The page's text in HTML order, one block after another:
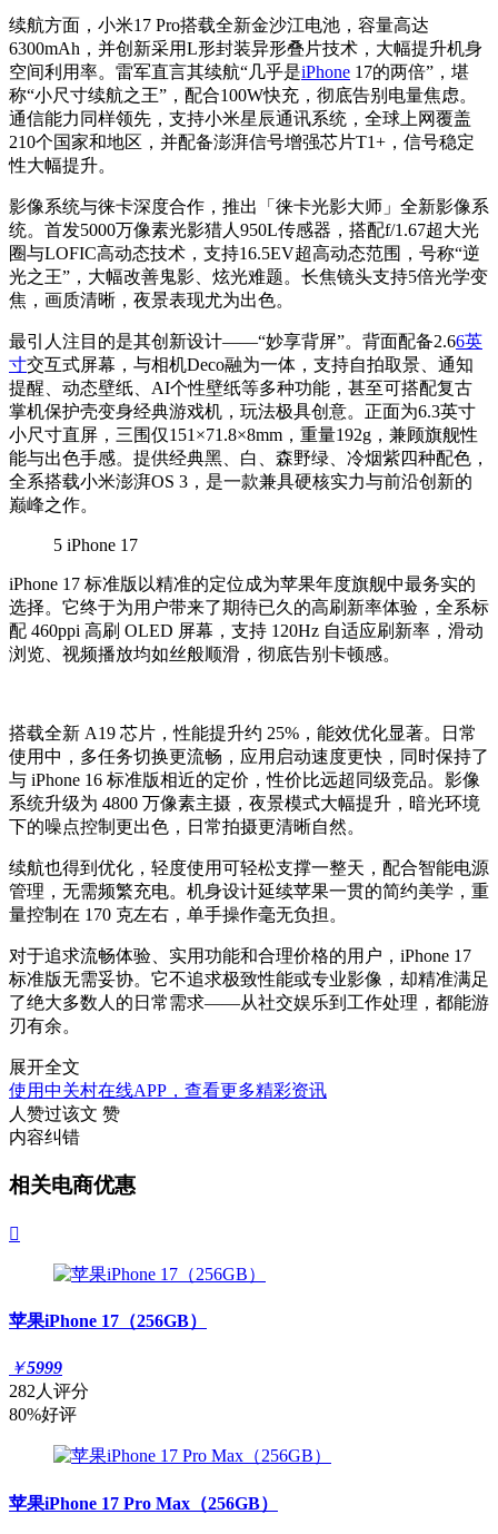
续航方面，小米17 Pro搭载全新金沙江电池，容量高达
6300mAh，并创新采用L形封装异形叠片技术，大幅提升机身
空间利用率。雷军直言其续航“几乎是iPhone 17的两倍”，堪
称“小尺寸续航之王”，配合100W快充，彻底告别电量焦虑。
通信能力同样领先，支持小米星辰通讯系统，全球上网覆盖
210个国家和地区，并配备澎湃信号增强芯片T1+，信号稳定
性大幅提升。
影像系统与徕卡深度合作，推出「徕卡光影大师」全新影像系
统。首发5000万像素光影猎人950L传感器，搭配f/1.67超大光
圈与LOFIC高动态技术，支持16.5EV超高动态范围，号称“逆
光之王”，大幅改善鬼影、炫光难题。长焦镜头支持5倍光学变
焦，画质清晰，夜景表现尤为出色。
最引人注目的是其创新设计——“妙享背屏”。背面配备2.66英
寸交互式屏幕，与相机Deco融为一体，支持自拍取景、通知
提醒、动态壁纸、AI个性壁纸等多种功能，甚至可搭配复古
掌机保护壳变身经典游戏机，玩法极具创意。正面为6.3英寸
小尺寸直屏，三围仅151×71.8×8mm，重量192g，兼顾旗舰性
能与出色手感。提供经典黑、白、森野绿、冷烟紫四种配色，
全系搭载小米澎湃OS 3，是一款兼具硬核实力与前沿创新的
巅峰之作。
5 iPhone 17
iPhone 17 标准版以精准的定位成为苹果年度旗舰中最务实的
选择。它终于为用户带来了期待已久的高刷新率体验，全系标
配 460ppi 高刷 OLED 屏幕，支持 120Hz 自适应刷新率，滑动
浏览、视频播放均如丝般顺滑，彻底告别卡顿感。
搭载全新 A19 芯片，性能提升约 25%，能效优化显著。日常
使用中，多任务切换更流畅，应用启动速度更快，同时保持了
与 iPhone 16 标准版相近的定价，性价比远超同级竞品。影像
系统升级为 4800 万像素主摄，夜景模式大幅提升，暗光环境
下的噪点控制更出色，日常拍摄更清晰自然。
续航也得到优化，轻度使用可轻松支撑一整天，配合智能电源
管理，无需频繁充电。机身设计延续苹果一贯的简约美学，重
量控制在 170 克左右，单手操作毫无负担。
对于追求流畅体验、实用功能和合理价格的用户，iPhone 17
标准版无需妥协。它不追求极致性能或专业影像，却精准满足
了绝大多数人的日常需求——从社交娱乐到工作处理，都能游
刃有余。
展开全文
使用中关村在线APP，查看更多精彩资讯
人赞过该文 赞
内容纠错
相关电商优惠

苹果iPhone 17（256GB）
￥5999
282人评分
80%好评
苹果iPhone 17 Pro Max（256GB）